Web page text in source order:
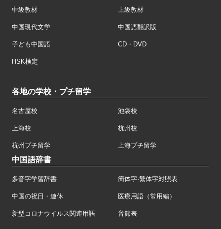
中級教材 上級教材
中国現代文学 中国語翻訳版
子ども中国語 CD・DVD
HSK検定
各地の学校・プチ留学
名古屋校 池袋校
上海校 杭州校
杭州プチ留学 上海プチ留学
中国語辞書
多音字学習辞書 簡体字·繁体字対照表
中国の祝日・連休 医療用語（常用編）
新型コロナウイルス関連用語 音節表